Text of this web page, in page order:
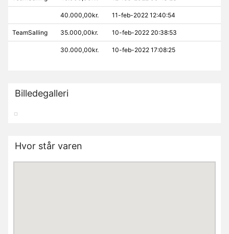
40.000,00kr. 11-feb-2022 12:40:54
TeamSalling 35.000,00kr. 10-feb-2022 20:38:53
30.000,00kr. 10-feb-2022 17:08:25
Billedegalleri
Hvor står varen